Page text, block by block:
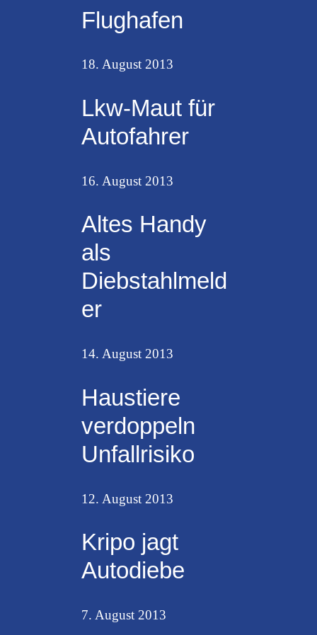
Flughafen
18. August 2013
Lkw-Maut für
Autofahrer
16. August 2013
Altes Handy
als
Diebstahlmeld
er
14. August 2013
Haustiere
verdoppeln
Unfallrisiko
12. August 2013
Kripo jagt
Autodiebe
7. August 2013